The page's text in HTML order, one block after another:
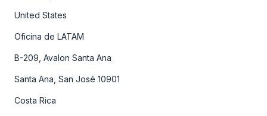
United States
Oficina de LATAM
B-209, Avalon Santa Ana
Santa Ana, San José 10901
Costa Rica